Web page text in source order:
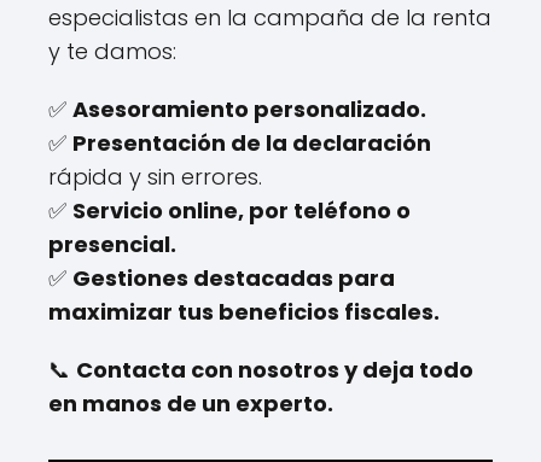
especialistas en la campaña de la renta
y te damos:
✅ Asesoramiento personalizado.
✅ Presentación de la declaración
rápida y sin errores.
✅ Servicio online, por teléfono o
presencial.
✅ Gestiones destacadas para
maximizar tus beneficios fiscales.
📞 Contacta con nosotros y deja todo
en manos de un experto.